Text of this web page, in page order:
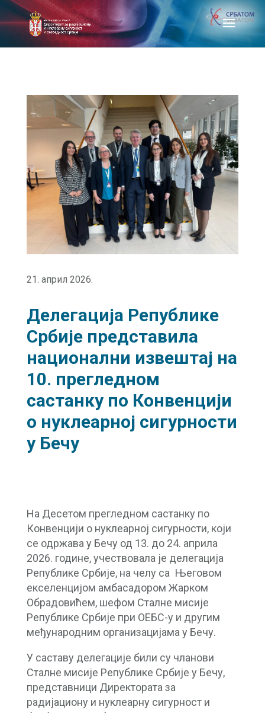
21. април 2026.
Делегација Републике
Србије представила
национални извештај на
10. прегледном
састанку по Конвенцији
о нуклеарној сигурности
у Бечу
На Десетом прегледном састанку по
Конвенцији о нуклеарној сигурности, који
се одржава у Бечу од 13. до 24. априла
2026. године, учествовала је делегација
Републике Србије, на челу са Његовом
екселенцијом амбасадором Жарком
Обрадовићем, шефом Сталне мисије
Републике Србије при ОЕБС-у и другим
међународним организацијама у Бечу.
У саставу делегације били су чланови
Сталне мисије Републике Србије у Бечу,
представници Директората за
радијациону и нуклеарну сигурност и